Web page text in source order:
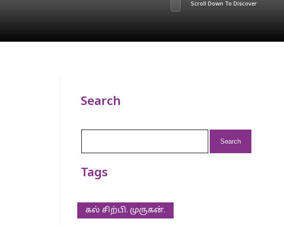
Scroll Down To Discover
Search
Tags
கல் சிற்பி. முருகன்.